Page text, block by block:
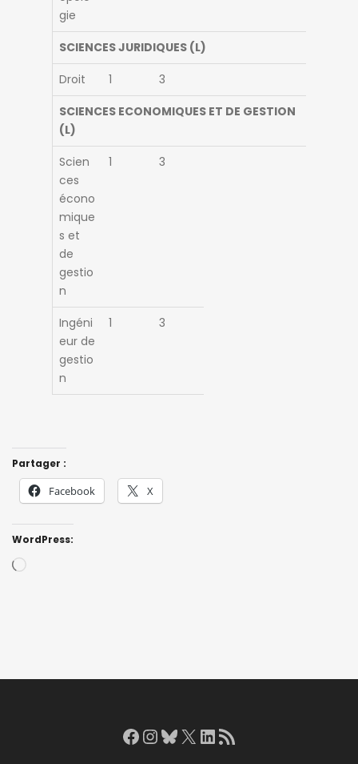
gie
SCIENCES JURIDIQUES (L)
Droit
1
3
SCIENCES ECONOMIQUES ET DE GESTION
(L)
Scien
ces
écono
mique
s et
de
gestio
n
1 3
Ingéni
eur de
gestio
n
1 3
Partager :
Facebook X
WordPress:
Facebook
Instagram
Bluesky
X LinkedIn
RSS Feed